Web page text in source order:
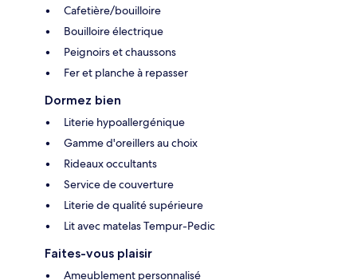
Cafetière/bouilloire
Bouilloire électrique
Peignoirs et chaussons
Fer et planche à repasser
Dormez bien
Literie hypoallergénique
Gamme d'oreillers au choix
Rideaux occultants
Service de couverture
Literie de qualité supérieure
Lit avec matelas Tempur-Pedic
Faites-vous plaisir
Ameublement personnalisé